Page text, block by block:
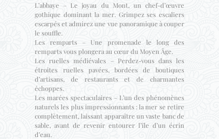
L’abbaye – Le joyau du Mont, un chef-d’œuvre
gothique dominant la mer. Grimpez ses escaliers
escarpés et admirez une vue panoramique à couper
le souffle.
Les remparts – Une promenade le long des
remparts vous plongera au cœur du Moyen Âge.
Les ruelles médiévales – Perdez-vous dans les
étroites ruelles pavées, bordées de boutiques
d’artisans, de restaurants et de charmantes
échoppes.
Les marées spectaculaires – L’un des phénomènes
naturels les plus impressionnants : la mer se retire
complètement, laissant apparaître un vaste banc de
sable, avant de revenir entourer l’île d’un écrin
d’eau.